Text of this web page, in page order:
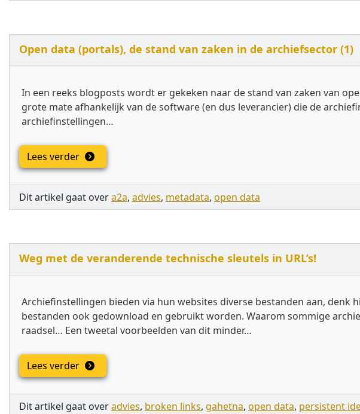
Open data (portals), de stand van zaken in de archiefsector (1)
In een reeks blogposts wordt er gekeken naar de stand van zaken van
grote mate afhankelijk van de software (en dus leverancier) die de
archiefinstellingen…
Lees verder
Dit artikel gaat overa2a, advies, metadata, open data
Weg met de veranderende technische sleutels in URL’s!
Archiefinstellingen bieden via hun websites diverse bestanden aan, denk
bestanden ook gedownload en gebruikt worden. Waarom sommige
raadsel… Een tweetal voorbeelden van dit minder…
Lees verder
Dit artikel gaat overadvies, broken links, gahetna, open data, persistent